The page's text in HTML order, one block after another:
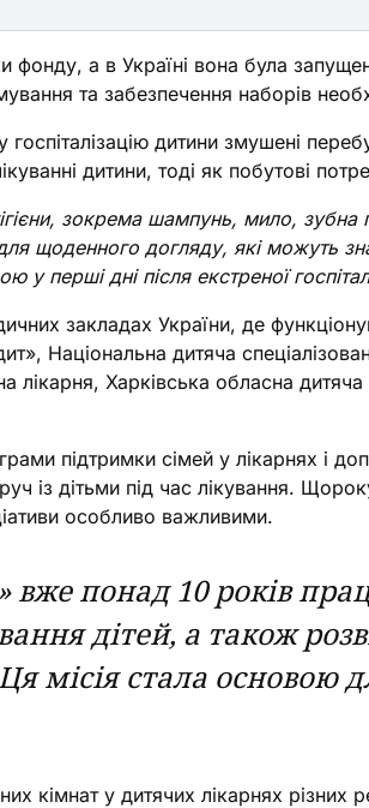
а в Україні вона була
та забезпечення наборів
госпіталізацію дитини змушені
дитини, тоді як побутові
зокрема шампунь, мило, зубна
щоденного догляду, які можуть
перші дні після екстреної
закладах України, де
Національна дитяча
лікарня, Харківська обласна
підтримки сімей у лікарнях і
із дітьми під час лікування.
особливо важливими.
вже понад 10 років
дітей, а також
місія стала основою
кімнат у дитячих лікарнях різних